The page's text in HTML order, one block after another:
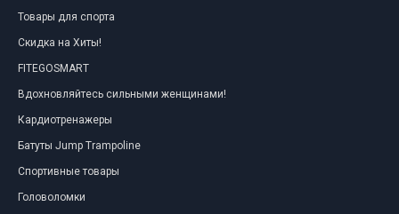
Товары для спорта
Скидка на Хиты!
FITEGOSMART
Вдохновляйтесь сильными женщинами!
Кардиотренажеры
Батуты Jump Trampoline
Спортивные товары
Головоломки